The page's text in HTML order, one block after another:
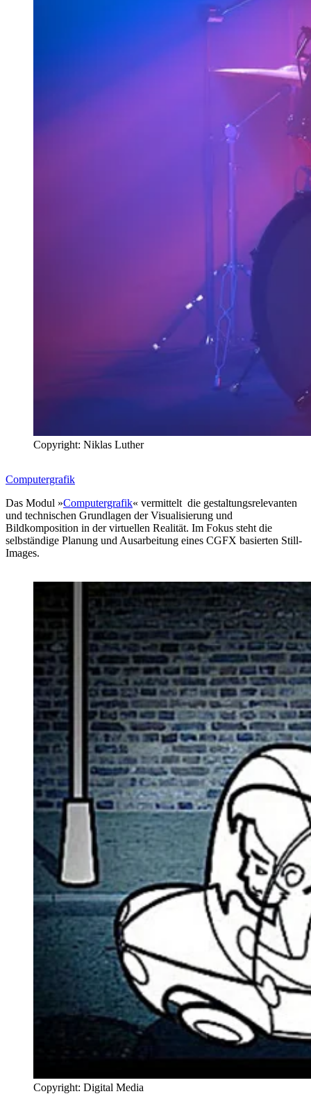
Copyright: Niklas Luther
Computergrafik
Das Modul »Computergrafik« vermittelt die gestaltungsrelevanten
und technischen Grundlagen der Visualisierung und
Bildkomposition in der virtuellen Realität. Im Fokus steht die
selbständige Planung und Ausarbeitung eines CGFX basierten Still-
Images.
Copyright: Digital Media